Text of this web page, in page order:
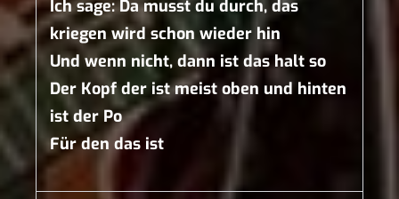
Ich sage: Da musst du durch, das
kriegen wird schon wieder hin
Und wenn nicht, dann ist das halt so
Der Kopf der ist meist oben und hinten
ist der Po
Für den das ist